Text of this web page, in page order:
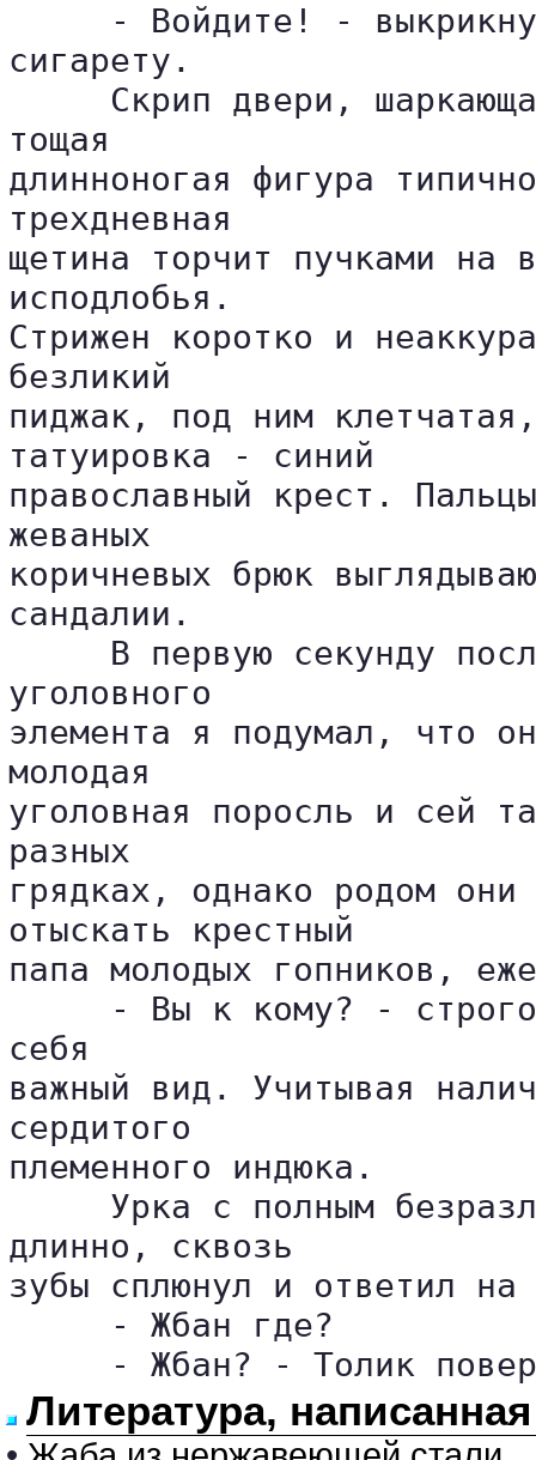
- Войдите! -
сигарету.
Скрип двери,
тощая
длинноногая фигура
трехдневная
щетина торчит пучками на
исподлобья.
Стрижен коротко и
безликий
пиджак, под ним
татуировка - синий
православный крест.
жеваных
коричневых брюк
сандалии.
В первую секунду
уголовного
элемента я подумал, что
молодая
уголовная поросль и сей
разных
грядках, однако родом
отыскать крестный
папа молодых гопников,
- Вы к кому? -
себя
важный вид. Учитывая
сердитого
племенного индюка.
Урка с полным
длинно, сквозь
зубы сплюнул и ответил
     - Жбан где?
- Жбан? - Толик
Литература,